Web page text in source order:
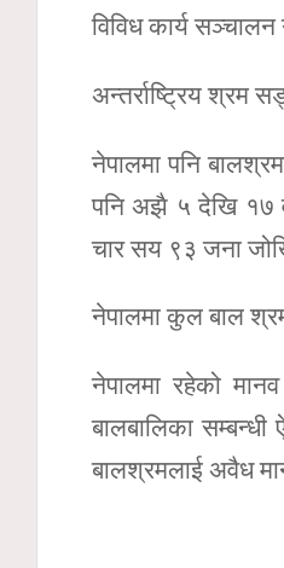
विविध कार्य
अन्तर्राष्ट्रिय श्रम
नेपालमा पनि
पनि अझै ५ देखि १७
चार सय ९३ जना
नेपालमा कुल बाल
नेपालमा रहेको
बालबालिका
बालश्रमलाई अवैध